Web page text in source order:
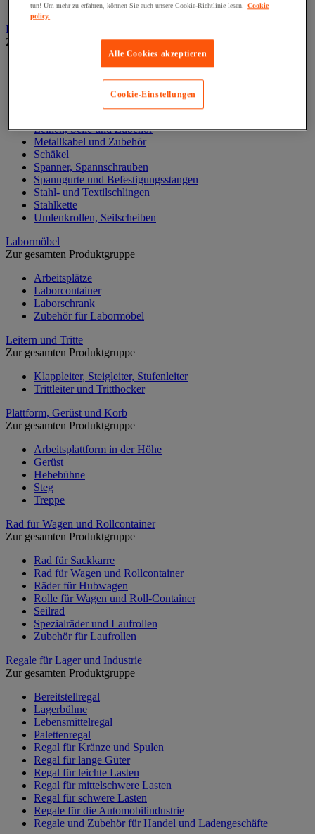
Scherengabelhubwagen und Hochhubwagen
Ketten und Schlingen zum Heben
Zur gesamten Produktgruppe
Gummispanner
Hebeösen und Hubringe
Karabinerhaken, Kettenglieder, Haken
Leinen, Seile und Zubehör
Metallkabel und Zubehör
Schäkel
Spanner, Spannschrauben
Spanngurte und Befestigungsstangen
Stahl- und Textilschlingen
Stahlkette
Umlenkrollen, Seilscheiben
Labormöbel
Zur gesamten Produktgruppe
Arbeitsplätze
Laborcontainer
Laborschrank
Zubehör für Labormöbel
Leitern und Tritte
Zur gesamten Produktgruppe
Klappleiter, Steigleiter, Stufenleiter
Trittleiter und Tritthocker
Plattform, Gerüst und Korb
Zur gesamten Produktgruppe
Arbeitsplattform in der Höhe
Gerüst
Hebebühne
Steg
Treppe
Rad für Wagen und Rollcontainer
Zur gesamten Produktgruppe
Rad für Sackkarre
Rad für Wagen und Rollcontainer
Räder für Hubwagen
Rolle für Wagen und Roll-Container
Seilrad
Spezialräder und Laufrollen
Zubehör für Laufrollen
Regale für Lager und Industrie
Zur gesamten Produktgruppe
Bereitstellregal
Lagerbühne
Lebensmittelregal
Palettenregal
Regal für Kränze und Spulen
Regal für lange Güter
Regal für leichte Lasten
Regal für mittelschwere Lasten
Regal für schwere Lasten
Regale für die Automobilindustrie
Regale und Zubehör für Handel und Ladengeschäfte
tun! Um mehr zu erfahren, können Sie auch unsere Cookie-Richtlinie lesen. Cookie
policy.
Alle Cookies akzeptieren
Cookie-Einstellungen